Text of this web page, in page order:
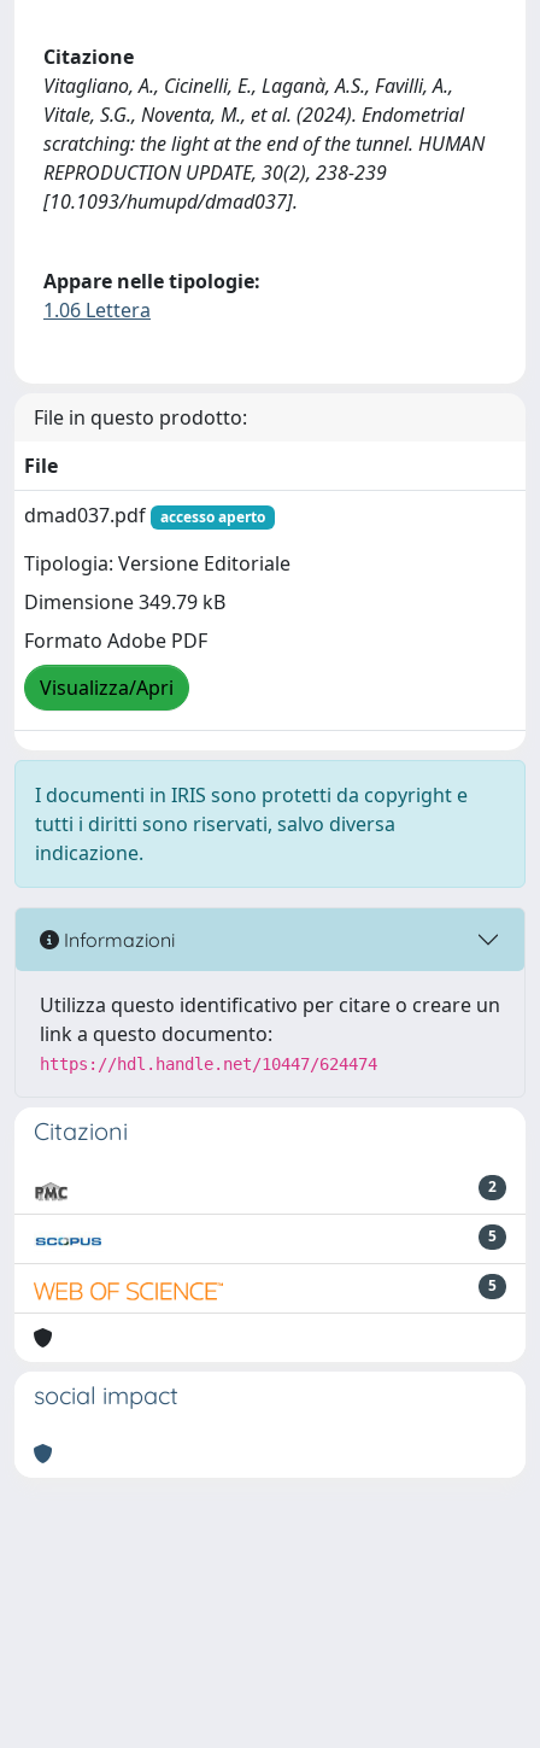
Citazione
Vitagliano, A., Cicinelli, E., Laganà, A.S., Favilli, A.,
Vitale, S.G., Noventa, M., et al. (2024). Endometrial
scratching: the light at the end of the tunnel. HUMAN
REPRODUCTION UPDATE, 30(2), 238-239
[10.1093/humupd/dmad037].
Appare nelle tipologie:
1.06 Lettera
File in questo prodotto:
File
dmad037.pdf
accesso aperto
Tipologia: Versione Editoriale
Dimensione 349.79 kB
Formato Adobe PDF
Visualizza/Apri
I documenti in IRIS sono protetti da copyright e
tutti i diritti sono riservati, salvo diversa
indicazione.
Informazioni
Utilizza questo identificativo per citare o creare un
link a questo documento:
https://hdl.handle.net/10447/624474
Citazioni
2
5
5
social impact